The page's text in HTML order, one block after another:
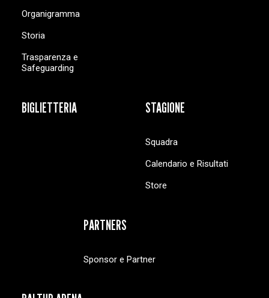
Organigramma
Storia
Trasparenza e
Safeguarding
BIGLIETTERIA STAGIONE
Squadra
Calendario e Risultati
Store
PARTNERS
Sponsor e Partner